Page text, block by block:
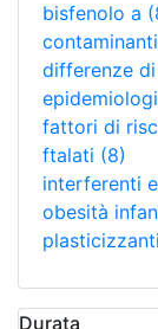
bisfenolo a
differenze
fattori di
ftalati (8)
interferenti
obesità
plasticizzanti
Durata